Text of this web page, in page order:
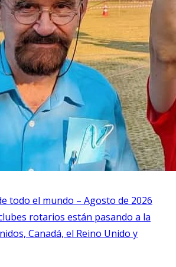
todo el mundo – Agosto de 2026
rotarios están pasando a la
Canadá, el Reino Unido y